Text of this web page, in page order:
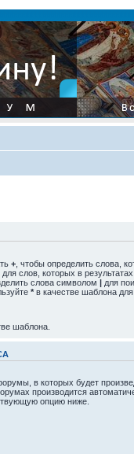
+ , чтобы определить слова,
для слов, которых в
слова символом | для
* в качестве шаблона для
шаблона.
в которых будет
производится
опцию ниже.